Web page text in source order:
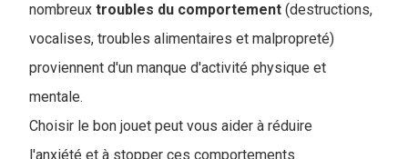
nombreux troubles du comportement (destructions,
vocalises, troubles alimentaires et malpropreté)
proviennent d'un manque d'activité physique et
mentale.
Choisir le bon jouet peut vous aider à réduire
l'anxiété et à stopper ces comportements.